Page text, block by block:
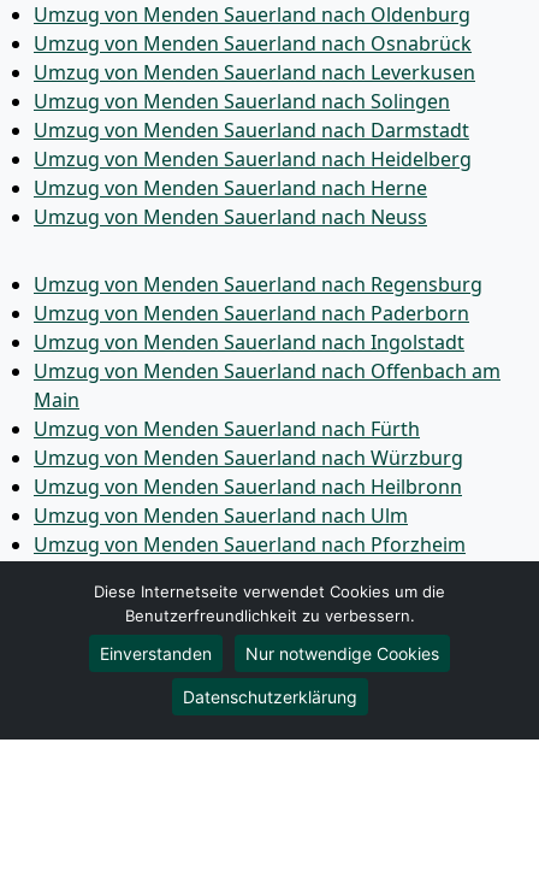
Umzug von Menden Sauerland nach Oldenburg
Umzug von Menden Sauerland nach Osnabrück
Umzug von Menden Sauerland nach Leverkusen
Umzug von Menden Sauerland nach Solingen
Umzug von Menden Sauerland nach Darmstadt
Umzug von Menden Sauerland nach Heidelberg
Umzug von Menden Sauerland nach Herne
Umzug von Menden Sauerland nach Neuss
Umzug von Menden Sauerland nach Regensburg
Umzug von Menden Sauerland nach Paderborn
Umzug von Menden Sauerland nach Ingolstadt
Umzug von Menden Sauerland nach Offenbach am
Main
Umzug von Menden Sauerland nach Fürth
Umzug von Menden Sauerland nach Würzburg
Umzug von Menden Sauerland nach Heilbronn
Umzug von Menden Sauerland nach Ulm
Umzug von Menden Sauerland nach Pforzheim
Umzug von Menden Sauerland nach Bottrop
Umzug von Menden Sauerland nach Göttingen
Umzug von Menden Sauerland nach Reutlingen
Umzug von Menden Sauerland nach Bremer­haven
Umzug von Menden Sauerland nach Koblenz
Umzug von Menden Sauerland nach Erlangen
Diese Internetseite verwendet Cookies um die
Benutzerfreundlichkeit zu verbessern.
Einverstanden Nur notwendige Cookies
Datenschutzerklärung